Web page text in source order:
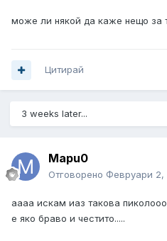
може ли някой да каже нещо за
Цитирай
3 weeks later...
Mapu0
Отговорено Февруари 2,
аааа искам иаз такова
е яко браво и честито.....